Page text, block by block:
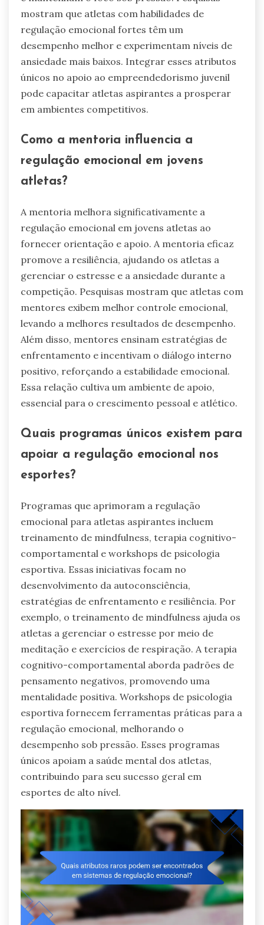
mostram que atletas com habilidades de
regulação emocional fortes têm um
desempenho melhor e experimentam níveis de
ansiedade mais baixos. Integrar esses atributos
únicos no apoio ao empreendedorismo juvenil
pode capacitar atletas aspirantes a prosperar
em ambientes competitivos.
Como a mentoria influencia a
regulação emocional em jovens
atletas?
A mentoria melhora significativamente a
regulação emocional em jovens atletas ao
fornecer orientação e apoio. A mentoria eficaz
promove a resiliência, ajudando os atletas a
gerenciar o estresse e a ansiedade durante a
competição. Pesquisas mostram que atletas com
mentores exibem melhor controle emocional,
levando a melhores resultados de desempenho.
Além disso, mentores ensinam estratégias de
enfrentamento e incentivam o diálogo interno
positivo, reforçando a estabilidade emocional.
Essa relação cultiva um ambiente de apoio,
essencial para o crescimento pessoal e atlético.
Quais programas únicos existem para
apoiar a regulação emocional nos
esportes?
Programas que aprimoram a regulação
emocional para atletas aspirantes incluem
treinamento de mindfulness, terapia cognitivo-
comportamental e workshops de psicologia
esportiva. Essas iniciativas focam no
desenvolvimento da autoconsciência,
estratégias de enfrentamento e resiliência. Por
exemplo, o treinamento de mindfulness ajuda os
atletas a gerenciar o estresse por meio de
meditação e exercícios de respiração. A terapia
cognitivo-comportamental aborda padrões de
pensamento negativos, promovendo uma
mentalidade positiva. Workshops de psicologia
esportiva fornecem ferramentas práticas para a
regulação emocional, melhorando o
desempenho sob pressão. Esses programas
únicos apoiam a saúde mental dos atletas,
contribuindo para seu sucesso geral em
esportes de alto nível.